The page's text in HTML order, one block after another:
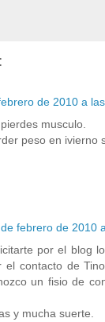
de 2010 a
musculo.
peso en ivierno
febrero de 2010
por el blog
el contacto de
un fisio de
y mucha suerte.